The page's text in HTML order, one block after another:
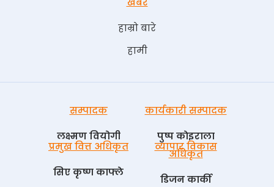
हाम्रो बारे
हामी
सम्पादक
लक्ष्मण वियोगी
कार्यकारी सम्पादक
पुष्प काेइराला
प्रमुख वित्त अधिकृत
सिए कृष्ण काफ्ले
व्यापार विकास
अधिकृत
डिजन कार्की